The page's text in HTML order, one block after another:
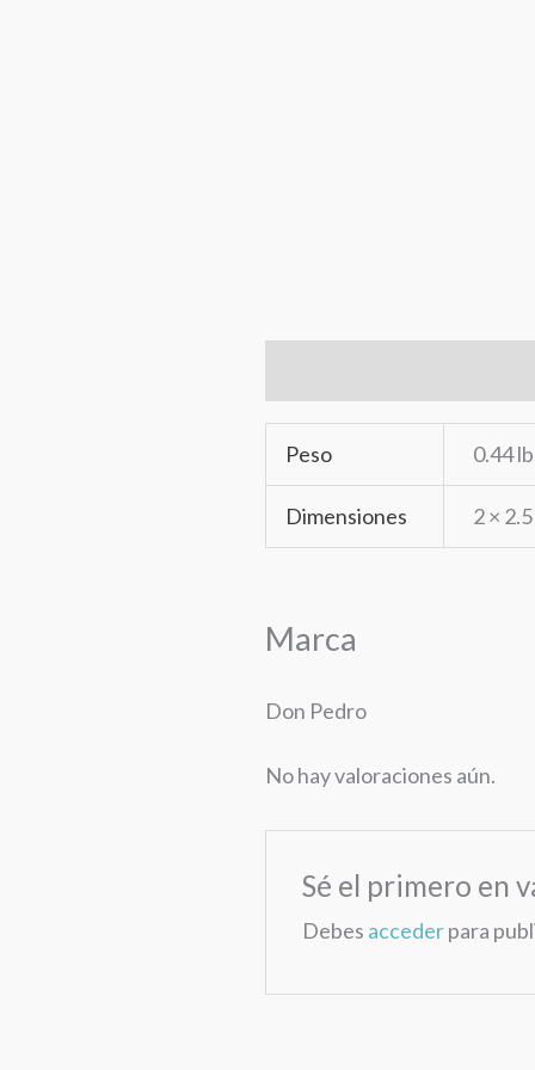
Peso 0.44
Dimensiones 2 ×
Marca
Don Pedro
No hay valoraciones aún.
Sé el primero en
Debes accederpara